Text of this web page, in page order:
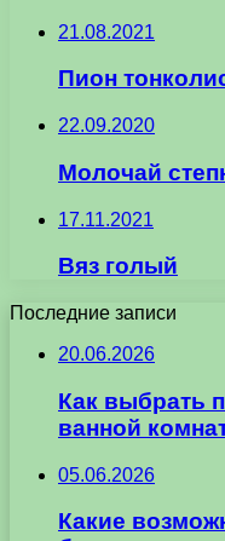
21.08.2021
Пион
22.09.2020
Молочай
17.11.2021
Вяз голый
Последние записи
20.06.2026
Как выбрать
ванной
05.06.2026
Какие